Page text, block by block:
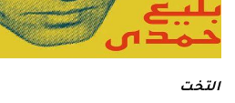
التخت